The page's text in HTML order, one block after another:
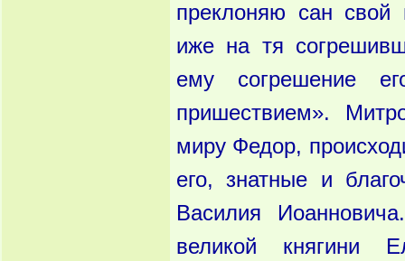
преклоняю сан свой
иже на тя
ему согрешение
пришествием».
миру Федор,
его, знатные и
Василия
великой княгини